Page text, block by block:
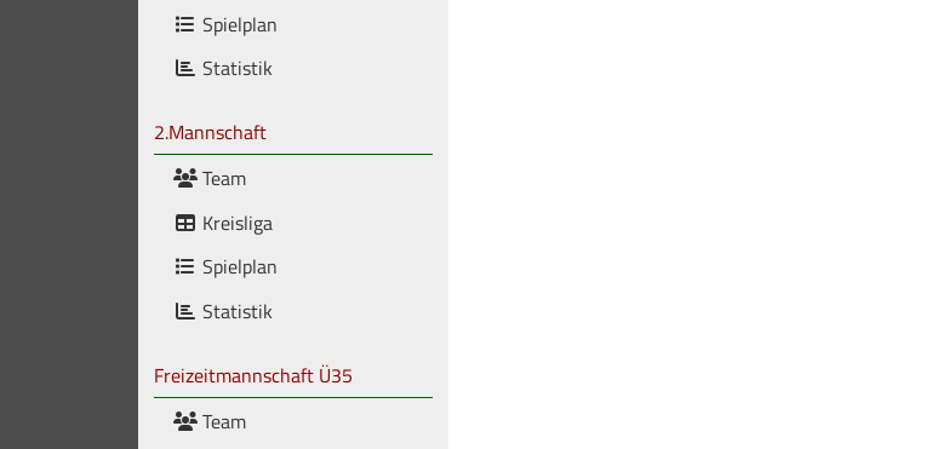
Spielplan
Statistik
2.Mannschaft
Team
Kreisliga
Spielplan
Statistik
Freizeitmannschaft Ü35
Team